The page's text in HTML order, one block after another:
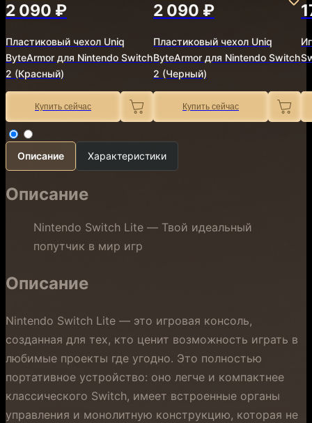
2 090 ₽
Пластиковый чехол Uniq
ByteArmor для Nintendo Switch
2 (Красный)
Купить сейчас
2 090 ₽
Пластиковый чехол Uniq
ByteArmor для Nintendo Switch
2 (Черный)
Купить сейчас
Описание Характеристики
Описание
Nintendo Switch Lite — Твой идеальный
попутчик в мир игр
Описание
Nintendo Switch Lite — это игровая консоль,
созданная для тех, кто ценит возможность играть в
любимые проекты где угодно. Это полностью
портативное устройство: оно легче и компактнее
классического Switch, имеет встроенные органы
управления и монолитную конструкцию, которая не